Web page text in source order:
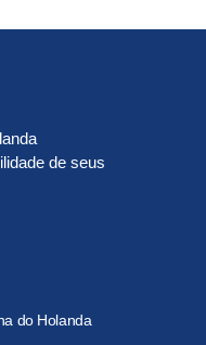
de seus
do Holanda